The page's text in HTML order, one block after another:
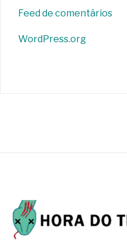
Feed de comentários
WordPress.org